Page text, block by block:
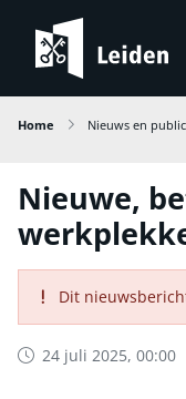
Home Nieuws en
Nieuwe,
Dit
24 juli 2025, 00:00